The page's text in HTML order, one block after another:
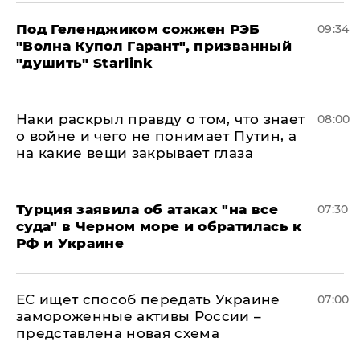
Под Геленджиком сожжен РЭБ
"Волна Купол Гарант", призванный
"душить" Starlink
09:34
Наки раскрыл правду о том, что знает
о войне и чего не понимает Путин, а
на какие вещи закрывает глаза
08:00
Турция заявила об атаках "на все
суда" в Черном море и обратилась к
РФ и Украине
07:30
ЕС ищет способ передать Украине
замороженные активы России –
представлена новая схема
07:00